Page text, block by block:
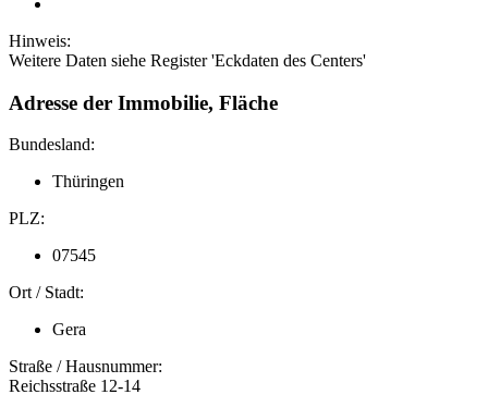
Hinweis:
Weitere Daten siehe Register 'Eckdaten des Centers'
Adresse der Immobilie, Fläche
Bundesland:
Thüringen
PLZ:
07545
Ort / Stadt:
Gera
Straße / Hausnummer:
Reichsstraße 12-14